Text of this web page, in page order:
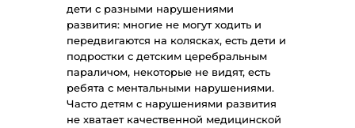
дети с разными нарушениями
развития: многие не могут ходить и
передвигаются на колясках, есть дети и
подростки с детским церебральным
параличом, некоторые не видят, есть
ребята с ментальными нарушениями.
Часто детям с нарушениями развития
не хватает качественной медицинской